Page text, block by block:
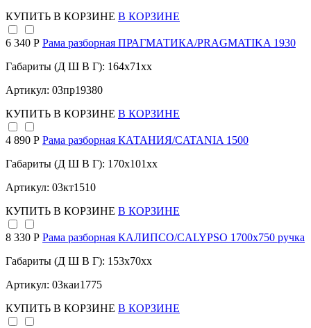
КУПИТЬ В КОРЗИНЕ В КОРЗИНЕ
6 340 Р Рама разборная ПРАГМАТИКА/PRAGMATIKA 1930
Габариты (Д Ш В Г): 164x71xx
Артикул: 03пр19380
КУПИТЬ В КОРЗИНЕ В КОРЗИНЕ
4 890 Р Рама разборная КАТАНИЯ/CATANIA 1500
Габариты (Д Ш В Г): 170x101xx
Артикул: 03кт1510
КУПИТЬ В КОРЗИНЕ В КОРЗИНЕ
8 330 Р Рама разборная КАЛИПСО/CALYPSO 1700х750 ручка
Габариты (Д Ш В Г): 153x70xx
Артикул: 03каи1775
КУПИТЬ В КОРЗИНЕ В КОРЗИНЕ